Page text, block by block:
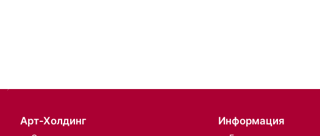
Арт-Холдинг Информация